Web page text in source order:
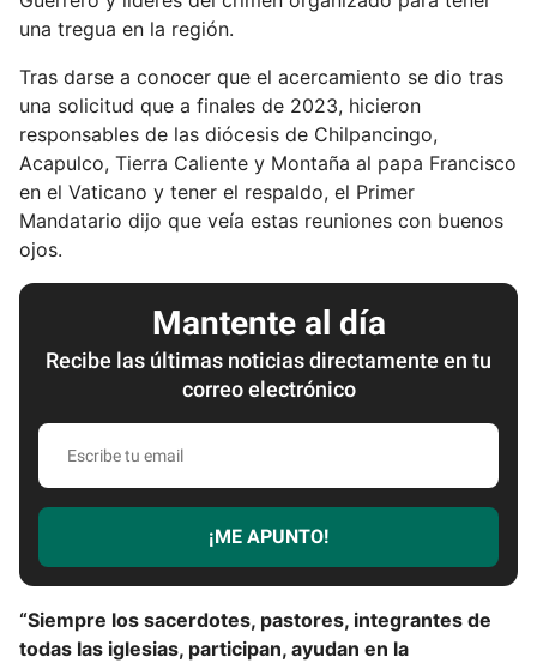
una tregua en la región.
Tras darse a conocer que el acercamiento se dio tras
una solicitud que a finales de 2023, hicieron
responsables de las diócesis de Chilpancingo,
Acapulco, Tierra Caliente y Montaña al papa Francisco
en el Vaticano y tener el respaldo, el Primer
Mandatario dijo que veía estas reuniones con buenos
ojos.
Mantente al día
Recibe las últimas noticias directamente en tu
correo electrónico
E
c
r
e
¡ME APUNTO!
“Siempre los sacerdotes, pastores, integrantes de
todas las iglesias, participan, ayudan en la